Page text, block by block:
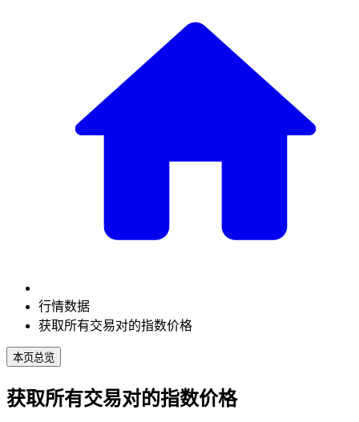
行情数据
获取所有交易对的指数价格
本页总览
获取所有交易对的指数价格